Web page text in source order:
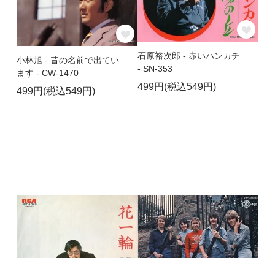
小林旭 - 昔の名前で出てい
ます - CW-1470
499円(税込549円)
石原裕次郎 - 赤いハンカチ
- SN-353
499円(税込549円)